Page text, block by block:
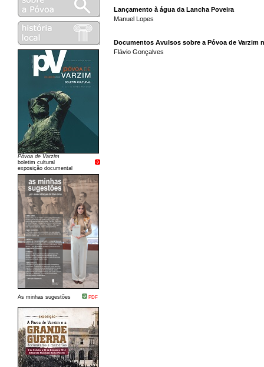
Póvoa de Varzim
boletim cultural
exposição documental
As minhas sugestões PDF
Lançamento à água da Lancha Poveira
Manuel Lopes
Documentos Avulsos sobre a Póvoa de Varzim
Flávio Gonçalves